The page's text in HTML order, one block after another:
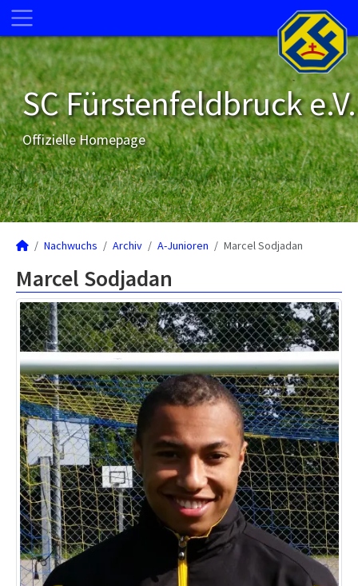
SC Fürstenfeldbruck e.V.
Offizielle Homepage
Nachwuchs Archiv A-Junioren Marcel Sodjadan
Marcel Sodjadan